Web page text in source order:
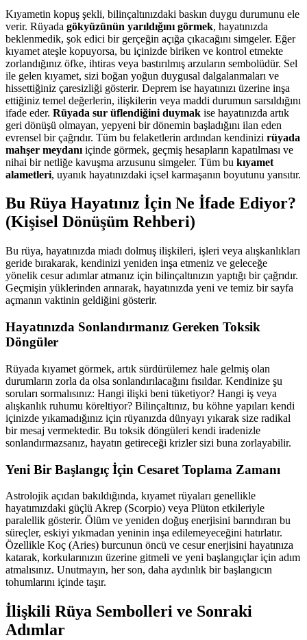
Kıyametin kopuş şekli, bilinçaltınızdaki baskın duygu durumunu ele
verir. Rüyada gökyüzünün yarıldığını görmek, hayatınızda
beklenmedik, şok edici bir gerçeğin açığa çıkacağını simgeler. Eğer
kıyamet ateşle kopuyorsa, bu içinizde biriken ve kontrol etmekte
zorlandığınız öfke, ihtiras veya bastırılmış arzuların sembolüdür. Sel
ile gelen kıyamet, sizi boğan yoğun duygusal dalgalanmaları ve
hissettiğiniz çaresizliği gösterir. Deprem ise hayatınızı üzerine inşa
ettiğiniz temel değerlerin, ilişkilerin veya maddi durumun sarsıldığını
ifade eder. Rüyada sur üflendiğini duymak ise hayatınızda artık
geri dönüşü olmayan, yepyeni bir dönemin başladığını ilan eden
evrensel bir çağrıdır. Tüm bu felaketlerin ardından kendinizi rüyada
mahşer meydanı içinde görmek, geçmiş hesapların kapatılması ve
nihai bir netliğe kavuşma arzusunu simgeler. Tüm bu kıyamet
alametleri, uyanık hayatınızdaki içsel karmaşanın boyutunu yansıtır.
Bu Rüya Hayatınız İçin Ne İfade Ediyor?
(Kişisel Dönüşüm Rehberi)
Bu rüya, hayatınızda miadı dolmuş ilişkileri, işleri veya alışkanlıkları
geride bırakarak, kendinizi yeniden inşa etmeniz ve geleceğe
yönelik cesur adımlar atmanız için bilinçaltınızın yaptığı bir çağrıdır.
Geçmişin yüklerinden arınarak, hayatınızda yeni ve temiz bir sayfa
açmanın vaktinin geldiğini gösterir.
Hayatınızda Sonlandırmanız Gereken Toksik
Döngüler
Rüyada kıyamet görmek, artık sürdürülemez hale gelmiş olan
durumların zorla da olsa sonlandırılacağını fısıldar. Kendinize şu
soruları sormalısınız: Hangi ilişki beni tüketiyor? Hangi iş veya
alışkanlık ruhumu köreltiyor? Bilinçaltınız, bu köhne yapıları kendi
içinizde yıkamadığınız için rüyanızda dünyayı yıkarak size radikal
bir mesaj vermektedir. Bu toksik döngüleri kendi iradenizle
sonlandırmazsanız, hayatın getireceği krizler sizi buna zorlayabilir.
Yeni Bir Başlangıç İçin Cesaret Toplama Zamanı
Astrolojik açıdan bakıldığında, kıyamet rüyaları genellikle
hayatımızdaki güçlü Akrep (Scorpio) veya Plüton etkileriyle
paralellik gösterir. Ölüm ve yeniden doğuş enerjisini barındıran bu
süreçler, eskiyi yıkmadan yeninin inşa edilemeyeceğini hatırlatır.
Özellikle Koç (Aries) burcunun öncü ve cesur enerjisini hayatınıza
katarak, korkularınızın üzerine gitmeli ve yeni başlangıçlar için adım
atmalısınız. Unutmayın, her son, daha aydınlık bir başlangıcın
tohumlarını içinde taşır.
İlişkili Rüya Sembolleri ve Sonraki
Adımlar